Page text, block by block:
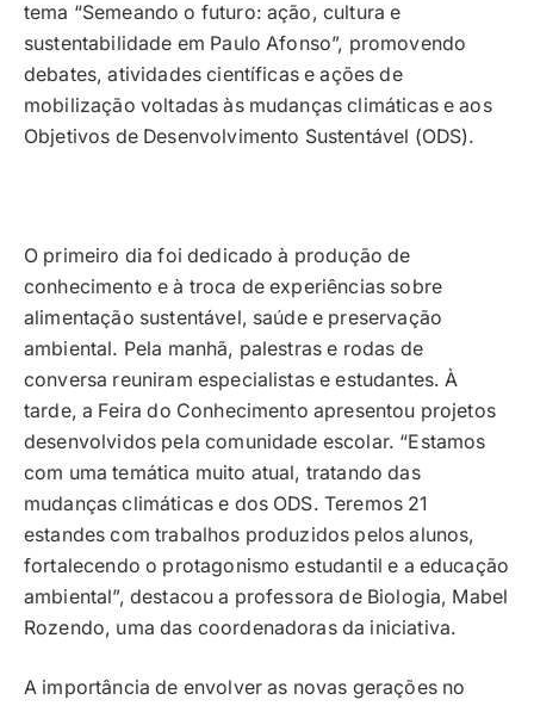
tema “Semeando o futuro: ação, cultura e
sustentabilidade em Paulo Afonso”, promovendo
debates, atividades científicas e ações de
mobilização voltadas às mudanças climáticas e aos
Objetivos de Desenvolvimento Sustentável (ODS).
O primeiro dia foi dedicado à produção de
conhecimento e à troca de experiências sobre
alimentação sustentável, saúde e preservação
ambiental. Pela manhã, palestras e rodas de
conversa reuniram especialistas e estudantes. À
tarde, a Feira do Conhecimento apresentou projetos
desenvolvidos pela comunidade escolar. “Estamos
com uma temática muito atual, tratando das
mudanças climáticas e dos ODS. Teremos 21
estandes com trabalhos produzidos pelos alunos,
fortalecendo o protagonismo estudantil e a educação
ambiental”, destacou a professora de Biologia, Mabel
Rozendo, uma das coordenadoras da iniciativa.
A importância de envolver as novas gerações no